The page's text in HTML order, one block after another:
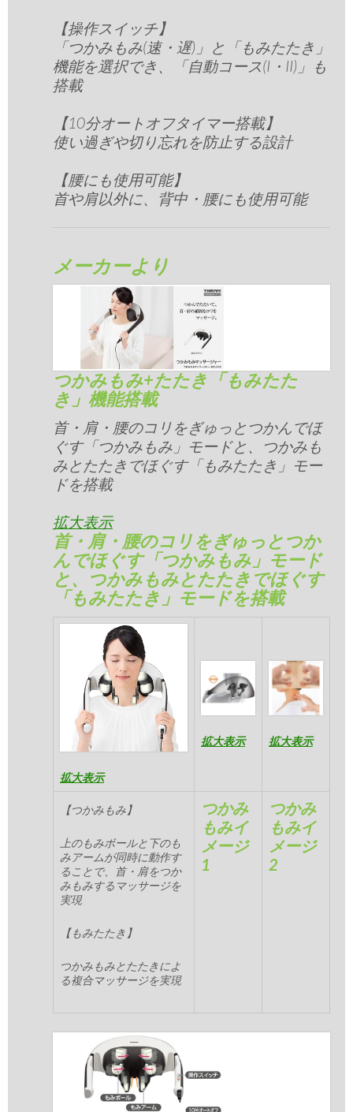
【操作スイッチ】
「つかみもみ(速・遅)」と「もみたたき」
機能を選択でき、「自動コース(I・II)」も
搭載
【10分オートオフタイマー搭載】
使い過ぎや切り忘れを防止する設計
【腰にも使用可能】
首や肩以外に、背中・腰にも使用可能
メーカーより
つかみもみ+たたき「もみたた
き」機能搭載
首・肩・腰のコリをぎゅっとつかんでほ
ぐす「つかみもみ」モードと、つかみも
みとたたきでほぐす「もみたたき」モー
ドを搭載
拡大表示
首・肩・腰のコリをぎゅっとつか
んでほぐす「つかみもみ」モード
と、つかみもみとたたきでほぐす
「もみたたき」モードを搭載
拡大表示
拡大表示 拡大表示
【つかみもみ】
上のもみボールと下のも
みアームが同時に動作す
ることで、首・肩をつか
みもみするマッサージを
実現
【もみたたき】
つかみもみとたたきによ
る複合マッサージを実現
つかみ
もみイ
メージ
1
つかみ
もみイ
メージ
2